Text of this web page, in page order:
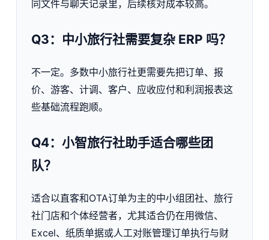
同文件与聊天记录里，后续核对成本较高。
Q3：中小旅行社需要复杂 ERP 吗？
不一定。多数中小旅行社更需要先把订单、报
价、游客、计调、客户、应收应付和利润报表这
些基础流程跑顺。
Q4：小智旅行社助手适合哪些团
队？
适合以直客和OTA订单为主的中小组团社、旅行
社门店和个体经营者，尤其适合仍在用微信、
Excel、纸质单据或人工对账管理订单执行与财